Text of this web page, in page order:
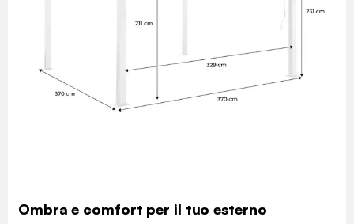
Ombra e comfort per il tuo esterno